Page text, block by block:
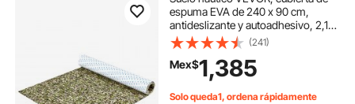
espuma EVA de 240 x 90 cm,
antideslizante y autoadhesivo, 2,15
m² (23,2 pies cuadrados) para
barcos, yates, pontones y cubiertas
de kayak.
(241)
Mex$1,385
Solo queda1, ordena rápidamente